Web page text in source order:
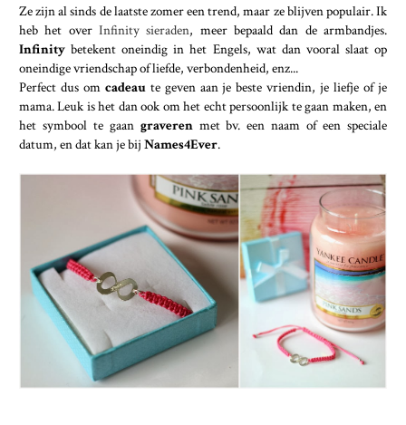
Ze zijn al sinds de laatste zomer een trend, maar ze blijven populair. Ik
heb het over Infinity sieraden, meer bepaald dan de armbandjes.
Infinitybetekent oneindig in het Engels, wat dan vooral slaat op
oneindige vriendschap of liefde, verbondenheid, enz...
Perfect dus om cadeau te geven aan je beste vriendin, je liefje of je
mama. Leuk is het dan ook om het echt persoonlijk te gaan maken, en
het symbool te gaan graveren met bv. een naam of een speciale
datum, en dat kan je bij Names4Ever.